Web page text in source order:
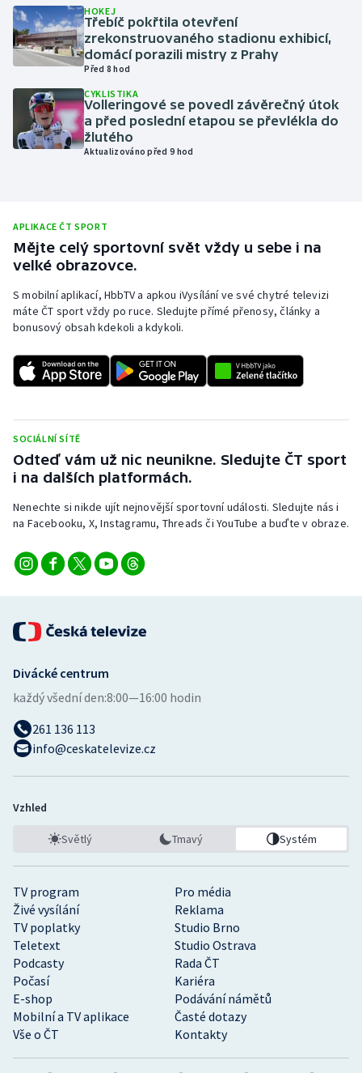
Olympijské hry
Parasport
Plavání
Plážový volejbal
Rychlostní kanoistika
Sportovní střelba
Stolní tenis
Veslování
Vodní slalom
Volejbal
Ostatní
HOKEJ
Třebíč pokřtila otevření
zrekonstruovaného stadionu exhibicí,
domácí porazili mistry z Prahy
Před 8 hod
CYKLISTIKA
Volleringové se povedl závěrečný útok
a před poslední etapou se převlékla do
žlutého
Aktualizováno před 9 hod
APLIKACE ČT SPORT
Mějte celý sportovní svět vždy u sebe i na
velké obrazovce.
S mobilní aplikací, HbbTV a apkou iVysílání ve své chytré televizi
máte ČT sport vždy po ruce. Sledujte přímé přenosy, články a
bonusový obsah kdekoli a kdykoli.
SOCIÁLNÍ SÍTĚ
Odteď vám už nic neunikne. Sledujte ČT sport
i na dalších platformách.
Nenechte si nikde ujít nejnovější sportovní události. Sledujte nás i
na Facebooku, X, Instagramu, Threads či YouTube a buďte v obraze.
TV program
Pro média
Živé vysílání
Reklama
TV poplatky
Studio Brno
Teletext
Studio Ostrava
Podcasty
Rada ČT
Počasí
Kariéra
E-shop
Podávání námětů
Mobilní a TV aplikace
Časté dotazy
Vše o ČT
Kontakty
Divácké centrum
každý všední den:8:00—16:00 hodin
261 136 113
info@ceskatelevize.cz
Vzhled
Světlý Tmavý Systém